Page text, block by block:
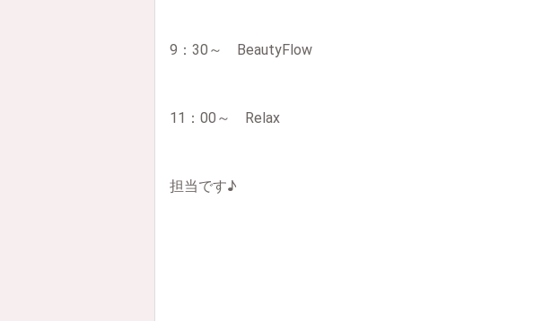
9：30～ BeautyFlow
11：00～ Relax
担当です♪